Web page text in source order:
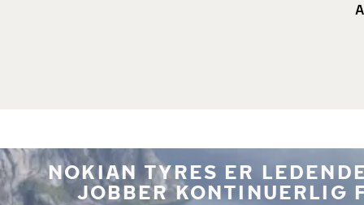
NOKIAN TYRES ER
JOBBER KONTINUERLIG